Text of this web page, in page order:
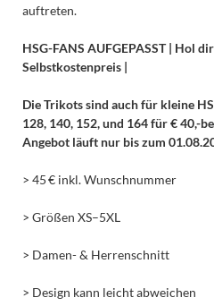
auftreten.
HSG-FANS AUFGEPASST | Hol
Selbstkostenpreis |
Die Trikots sind auch für kleine
128, 140, 152, und 164 für € 40,-
Angebot läuft nur bis zum
> 45 € inkl. Wunschnummer
> Größen XS–5XL
> Damen- & Herrenschnitt
> Design kann leicht abweichen